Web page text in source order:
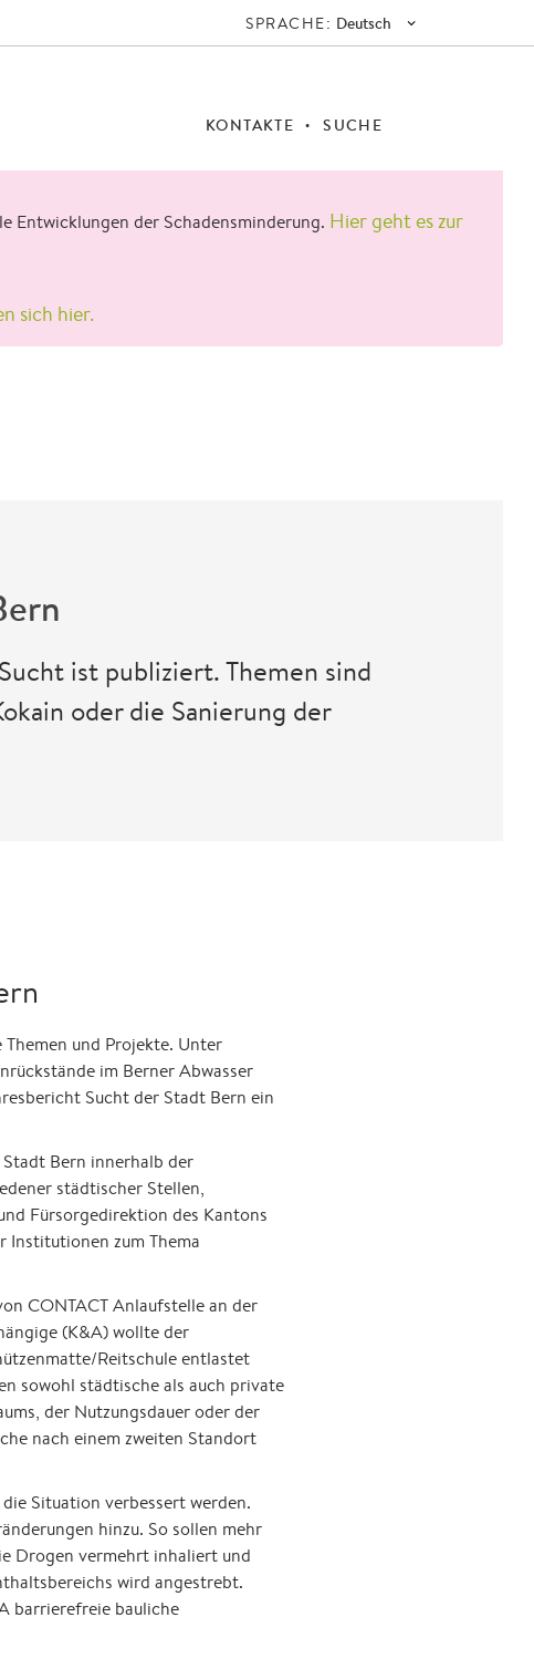
Deutsch
SPRACHE:
KONTAKTE SUCHE
Entwicklungen der Schadensminderung. Hier geht es zur
sich hier.
ist publiziert. Themen sind
oder die Sanierung der
und Projekte. Unter
im Berner Abwasser
Sucht der Stadt Bern ein
Bern innerhalb der
städtischer Stellen,
Fürsorgedirektion des Kantons
Institutionen zum Thema
CONTACT Anlaufstelle an der
(K&A) wollte der
Reitschule entlastet
sowohl städtische als auch private
der Nutzungsdauer oder der
nach einem zweiten Standort
Situation verbessert werden.
hinzu. So sollen mehr
Drogen vermehrt inhaliert und
wird angestrebt.
barrierefreie bauliche